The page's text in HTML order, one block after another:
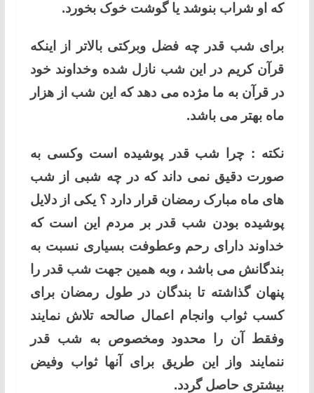
که او شراب بنوشد یا گوشت خوک بخورد.
برای شب قدر چه فضل وبرکتی بالاتر از اینکه
قرآن کریم در این شب نازل شده وخداوند خود
در قرآن به ما مژده می دهد که این شب از هزار
ماه بهتر می باشد.
نکته : چرا شب قدر پوشیده است وکسی به
صورت دقیق نمی داند که در چه شبی از شب
های ماه مبارک رمضان قرار دارد ؟ یکی از دلایل
پوشیده بودن شب قدر بر مردم این است که
خداوند دارای رحم وعطوفت بسیاری نسبت به
بندگانش می باشد ، وبه همین جهت شب قدر را
پنهان گذاشته تا بندگان در طول رمضان برای
کسب ثواب وانجام اعمال صالحه تلاش نمایند
وفقط آن را محدود ومخصوص به شب قدر
ننمایند واز این طریق برای آنها ثواب وفیض
بیشتری حاصل گردد.